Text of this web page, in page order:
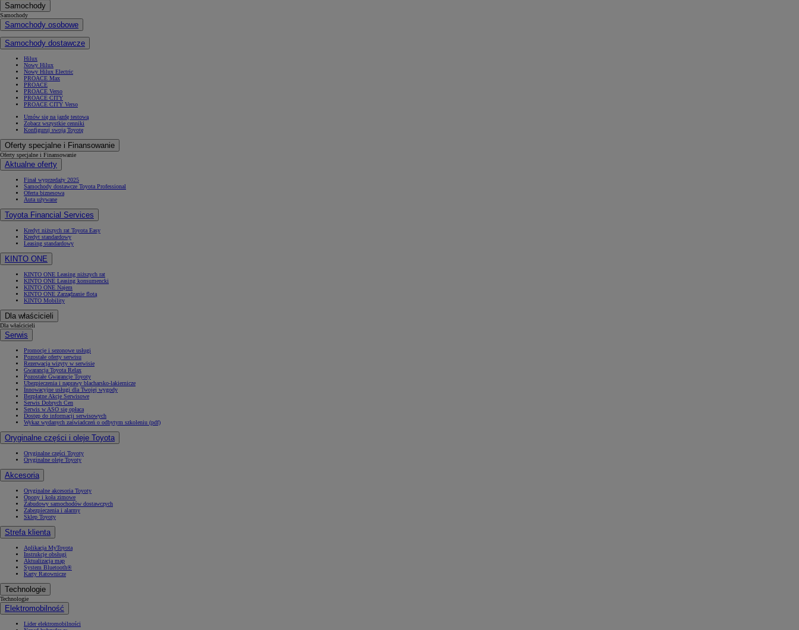
Od117 670 złnetto
PROACE CITY
RÓWNIEŻ ELECTRIC
Samochody
Samochody
Samochody osobowe
Samochody dostawcze
Hilux
Nowy Hilux
Nowy Hilux Electric
PROACE Max
PROACE
PROACE Verso
PROACE CITY
PROACE CITY Verso
Umów się na jazdę testową
Zobacz wszystkie cenniki
Konfiguruj swoją Toyotę
Oferty specjalne i Finansowanie
Oferty specjalne i Finansowanie
Aktualne oferty
Finał wyprzedaży 2025
Samochody dostawcze Toyota Professional
Oferta biznesowa
Auta używane
Toyota Financial Services
Kredyt niższych rat Toyota Easy
Kredyt standardowy
Leasing standardowy
KINTO ONE
KINTO ONE Leasing niższych rat
KINTO ONE Leasing konsumencki
KINTO ONE Najem
KINTO ONE Zarządzanie flotą
KINTO Mobility
Dla właścicieli
Dla właścicieli
Serwis
Promocje i sezonowe usługi
Pozostałe oferty serwisu
Rezerwacja wizyty w serwisie
Gwarancja Toyota Relax
Pozostałe Gwarancje Toyoty
Ubezpieczenia i naprawy blacharsko-lakiernicze
Innowacyjne usługi dla Twojej wygody
Bezpłatne Akcje Serwisowe
Serwis Dobrych Cen
Serwis w ASO się opłaca
Dostęp do informacji serwisowych
Wykaz wydanych zaświadczeń o odbytym szkoleniu (pdf)
Oryginalne części i oleje Toyota
Oryginalne części Toyoty
Oryginalne oleje Toyoty
Akcesoria
Oryginalne akcesoria Toyoty
Opony i koła zimowe
Zabudowy samochodów dostawczych
Zabezpieczenia i alarmy
Sklep Toyoty
Strefa klienta
Aplikacja MyToyota
Instrukcje obsługi
Aktualizacja map
System Bluetooth®
Karty Ratownicze
Technologie
Technologie
Elektromobilność
Lider elektromobilności